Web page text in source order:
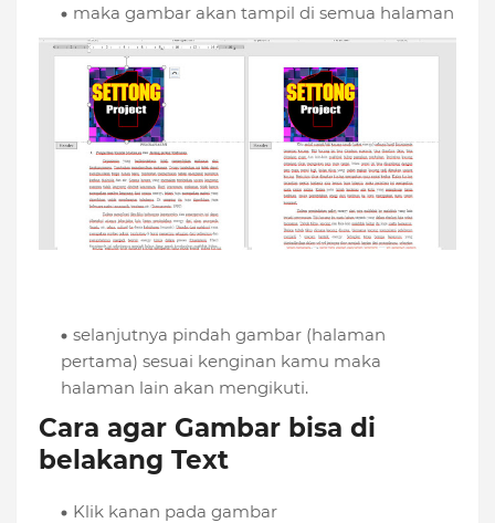
maka gambar akan tampil di semua halaman
selanjutnya pindah gambar (halaman
pertama) sesuai kenginan kamu maka
halaman lain akan mengikuti.
Cara agar Gambar bisa di
belakang Text
Klik kanan pada gambar